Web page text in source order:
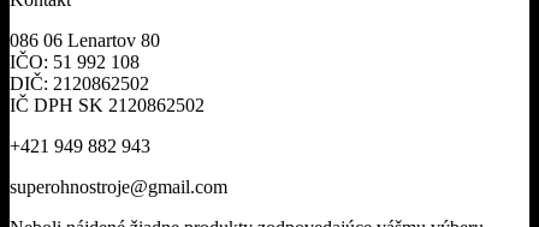
086 06 Lenartov 80
IČO: 51 992 108
DIČ: 2120862502
IČ DPH SK 2120862502
+421 949 882 943
superohnostroje@gmail.com